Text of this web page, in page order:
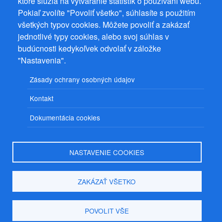
Pokiaľ zvolíte "Povoliť všetko", súhlasíte s použitím
všetkých typov cookies. Môžete povoliť a zakázať
jednotlivé typy cookies, alebo svoj súhlas v
budúcnosti kedykoľvek odvolať v záložke
"Nastavenia".
Zásady ochrany osobných údajov
Kontakt
Dokumentácia cookies
NASTAVENIE COOKIES
ZAKÁZAŤ VŠETKO
POVOLIT VŠE
22 Ostrov, IČ 08993033, DIČ CZ9161263958
© 2026
PuzzleWebs s.r.o.